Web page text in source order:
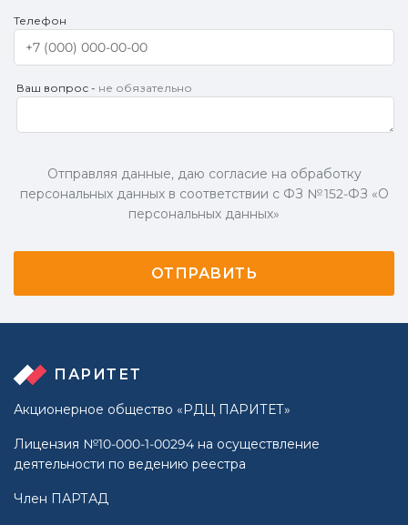
Телефон
Ваш вопрос - не обязательно
Отправляя данные, даю согласие на обработку
персональных данных в соответствии с ФЗ № 152-ФЗ «О
персональных данных»
ПАРИТЕТ
Акционерное общество «РДЦ ПАРИТЕТ»
Лицензия №10-000-1-00294 на осуществление
деятельности по ведению реестра
Член ПАРТАД